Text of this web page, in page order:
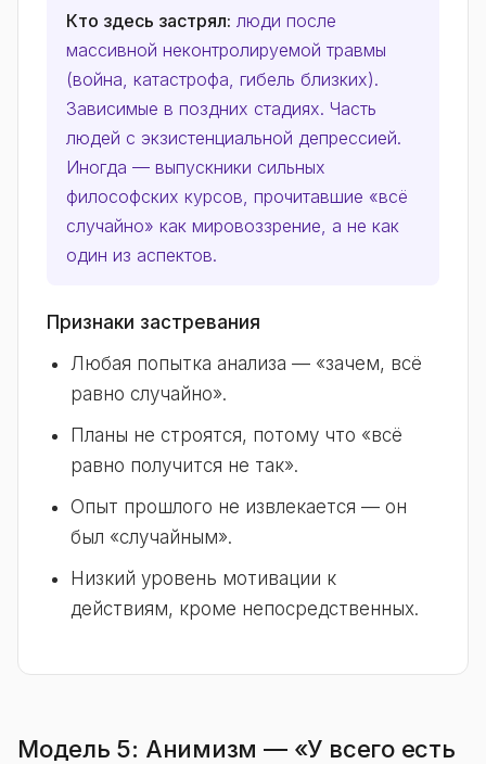
Кто здесь застрял: люди после
массивной неконтролируемой травмы
(война, катастрофа, гибель близких).
Зависимые в поздних стадиях. Часть
людей с экзистенциальной депрессией.
Иногда — выпускники сильных
философских курсов, прочитавшие «всё
случайно» как мировоззрение, а не как
один из аспектов.
Признаки застревания
Любая попытка анализа — «зачем, всё
равно случайно».
Планы не строятся, потому что «всё
равно получится не так».
Опыт прошлого не извлекается — он
был «случайным».
Низкий уровень мотивации к
действиям, кроме непосредственных.
Модель 5: Анимизм — «У всего есть